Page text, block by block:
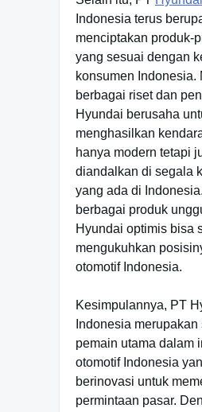
Indonesia terus
menciptakan produk-
yang sesuai dengan
konsumen Indonesia.
berbagai riset dan
Hyundai berusaha
menghasilkan
hanya modern tetapi
diandalkan di segala
yang ada di
berbagai produk
Hyundai optimis bisa
mengukuhkan
otomotif Indonesia.
Kesimpulannya, PT
Indonesia merupakan
pemain utama dalam
otomotif Indonesia
berinovasi untuk
permintaan pasar.